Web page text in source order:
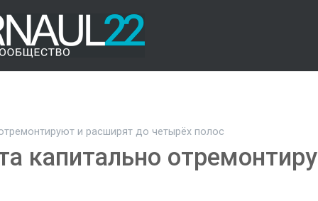
и расширят до четырёх полос
капитально